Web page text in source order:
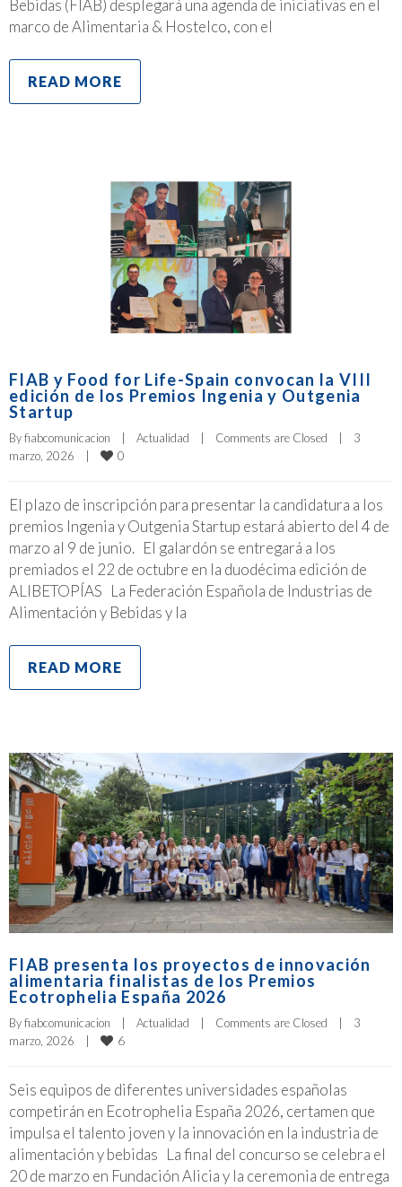
Bebidas (FIAB) desplegará una agenda de iniciativas en el
marco de Alimentaria & Hostelco, con el
READ MORE
FIAB y Food for Life-Spain convocan la VIII
edición de los Premios Ingenia y Outgenia
Startup
By fiabcomunicacion | Actualidad | Comments are Closed |
3
marzo, 2026
| 0
El plazo de inscripción para presentar la candidatura a los
premios Ingenia y Outgenia Startup estará abierto del 4 de
marzo al 9 de junio. El galardón se entregará a los
premiados el 22 de octubre en la duodécima edición de
ALIBETOPÍAS La Federación Española de Industrias de
Alimentación y Bebidas y la
READ MORE
FIAB presenta los proyectos de innovación
alimentaria finalistas de los Premios
Ecotrophelia España 2026
By fiabcomunicacion Actualidad Comments are Closed
3
marzo, 2026
6
Seis equipos de diferentes universidades españolas
competirán en Ecotrophelia España 2026, certamen que
impulsa el talento joven y la innovación en la industria de
alimentación y bebidas La final del concurso se celebra el
20 de marzo en Fundación Alicia y la ceremonia de entrega